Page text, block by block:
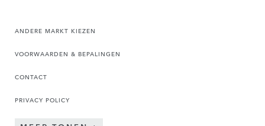
ANDERE MARKT KIEZEN
VOORWAARDEN & BEPALINGEN
CONTACT
PRIVACY POLICY